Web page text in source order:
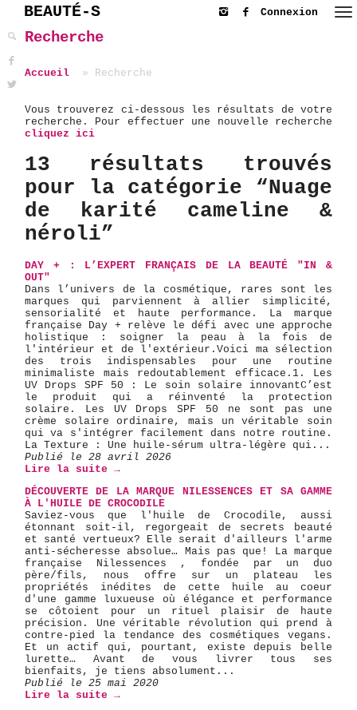
BEAUTÉ-S Connexion
Recherche
Accueil Recherche
Vous trouverez ci-dessous les résultats de votre
recherche. Pour effectuer une nouvelle recherche
cliquez ici
13 résultats trouvés
pour la catégorie “Nuage
de karité cameline &
néroli”
DAY + : L’EXPERT FRANÇAIS DE LA BEAUTÉ "IN &
OUT"
Dans l’univers de la cosmétique, rares sont les
marques qui parviennent à allier simplicité,
sensorialité et haute performance. La marque
française Day + relève le défi avec une approche
holistique : soigner la peau à la fois de
l'intérieur et de l'extérieur. ​Voici ma sélection
des trois indispensables pour une routine
minimaliste mais redoutablement efficace. ​1. Les
UV Drops SPF 50 : Le soin solaire innovant ​C’est
le produit qui a réinventé la protection
solaire. Les UV Drops SPF 50 ne sont pas une
crème solaire ordinaire, mais un véritable soin
qui va s'intégrer facilement dans notre routine. ​
La Texture : Une huile-sérum ultra-légère qui...
Publié le 28 avril 2026
Lire la suite →
DÉCOUVERTE DE LA MARQUE NILESSENCES ET SA GAMME
À L'HUILE DE CROCODILE
Saviez-vous que l'huile de Crocodile, aussi
étonnant soit-il, regorgeait de secrets beauté
et santé vertueux? Elle serait d'ailleurs l'arme
anti-sécheresse absolue… Mais pas que! La marque
française Nilessences , fondée par un duo
père/fils, nous offre sur un plateau les
propriétés inédites de cette huile au coeur
d'une gamme luxueuse où élégance et performance
se côtoient pour un rituel plaisir de haute
précision. Une véritable révolution qui prend à
contre-pied la tendance des cosmétiques vegans.
Et un actif qui, pourtant, existe depuis belle
lurette… Avant de vous livrer tous ses
bienfaits, je tiens absolument...
Publié le 25 mai 2020
Lire la suite →